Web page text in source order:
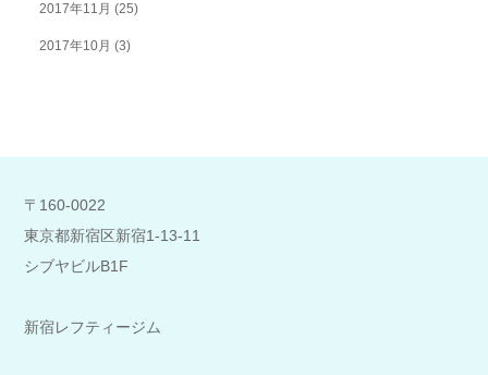
2017年11月 (25)
2017年10月 (3)
〒160-0022
東京都新宿区新宿1-13-11
シブヤビルB1F
新宿レフティージム